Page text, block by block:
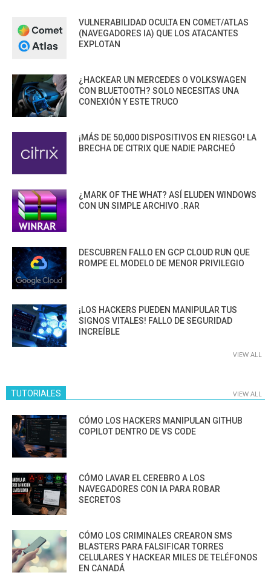
VULNERABILIDAD OCULTA EN COMET/ATLAS
(NAVEGADORES IA) QUE LOS ATACANTES
EXPLOTAN
¿HACKEAR UN MERCEDES O VOLKSWAGEN
CON BLUETOOTH? SOLO NECESITAS UNA
CONEXIÓN Y ESTE TRUCO
¡MÁS DE 50,000 DISPOSITIVOS EN RIESGO! LA
BRECHA DE CITRIX QUE NADIE PARCHEÓ
¿MARK OF THE WHAT? ASÍ ELUDEN WINDOWS
CON UN SIMPLE ARCHIVO .RAR
DESCUBREN FALLO EN GCP CLOUD RUN QUE
ROMPE EL MODELO DE MENOR PRIVILEGIO
¡LOS HACKERS PUEDEN MANIPULAR TUS
SIGNOS VITALES! FALLO DE SEGURIDAD
INCREÍBLE
VIEW ALL
TUTORIALES VIEW ALL
CÓMO LOS HACKERS MANIPULAN GITHUB
COPILOT DENTRO DE VS CODE
CÓMO LAVAR EL CEREBRO A LOS
NAVEGADORES CON IA PARA ROBAR
SECRETOS
CÓMO LOS CRIMINALES CREARON SMS
BLASTERS PARA FALSIFICAR TORRES
CELULARES Y HACKEAR MILES DE TELÉFONOS
EN CANADÁ